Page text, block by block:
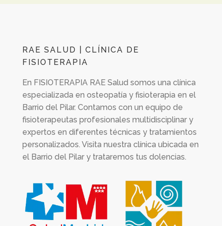
RAE SALUD | CLÍNICA DE
FISIOTERAPIA
En FISIOTERAPIA RAE Salud somos una clínica
especializada en osteopatía y fisioterapia en el
Barrio del Pilar. Contamos con un equipo de
fisioterapeutas profesionales multidisciplinar y
expertos en diferentes técnicas y tratamientos
personalizados. Visita nuestra clínica ubicada en
el Barrio del Pilar y trataremos tus dolencias.